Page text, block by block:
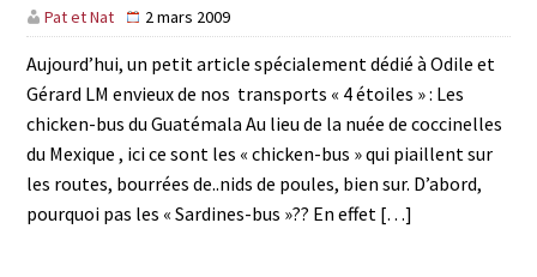
Pat et Nat 2 mars 2009
Aujourd’hui, un petit article spécialement dédié à Odile et
Gérard LM envieux de nos transports « 4 étoiles » : Les
chicken-bus du Guatémala Au lieu de la nuée de coccinelles
du Mexique , ici ce sont les « chicken-bus » qui piaillent sur
les routes, bourrées de..nids de poules, bien sur. D’abord,
pourquoi pas les « Sardines-bus »?? En effet […]